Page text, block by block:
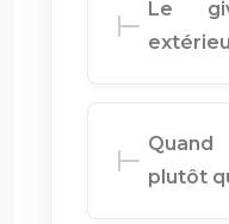
Le
plutôt